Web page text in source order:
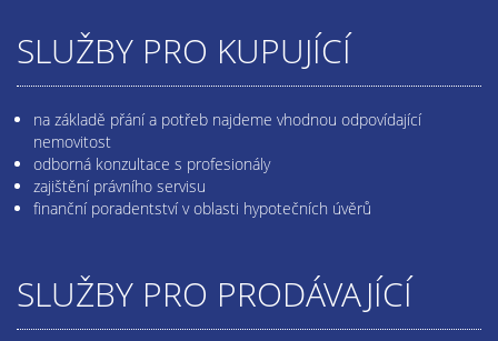
SLUŽBY PRO KUPUJÍCÍ
na základě přání a potřeb najdeme vhodnou odpovídající
nemovitost
odborná konzultace s profesionály
zajištění právního servisu
finanční poradentství v oblasti hypotečních úvěrů
SLUŽBY PRO PRODÁVAJÍCÍ